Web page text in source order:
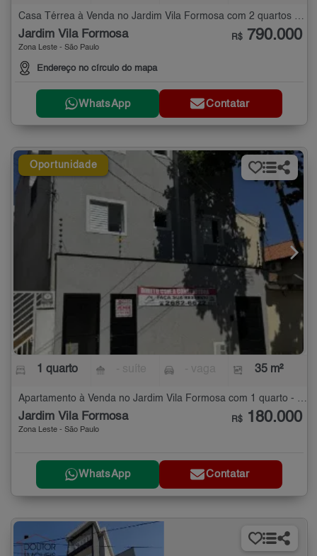
Casa Térrea à Venda no Jardim Vila Formosa com 2 quartos - 130 m²
Jardim Vila Formosa
Zona Leste - São Paulo
Endereço no círculo do mapa
R$ 790.000
WhatsApp Contatar
Oportunidade
1 quarto 35 m²
Apartamento à Venda no Jardim Vila Formosa com 1 quarto - 35 m²
Jardim Vila Formosa
Zona Leste - São Paulo
R$ 180.000
WhatsApp Contatar